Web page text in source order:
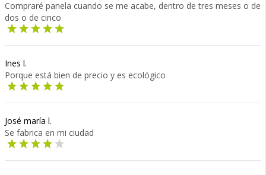
Compraré panela cuando se me acabe, dentro de tres meses o de
dos o de cinco
Ines l.
Porque está bien de precio y es ecológico
José maría l.
Se fabrica en mi ciudad